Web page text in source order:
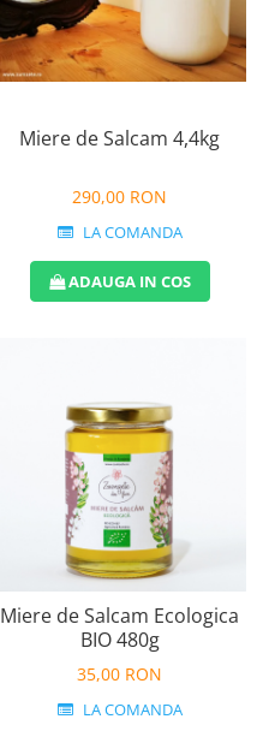
Miere de Salcam 4,4kg
290,00 RON
LA COMANDA
ADAUGA IN COS
Miere de Salcam Ecologica
BIO 480g
35,00 RON
LA COMANDA